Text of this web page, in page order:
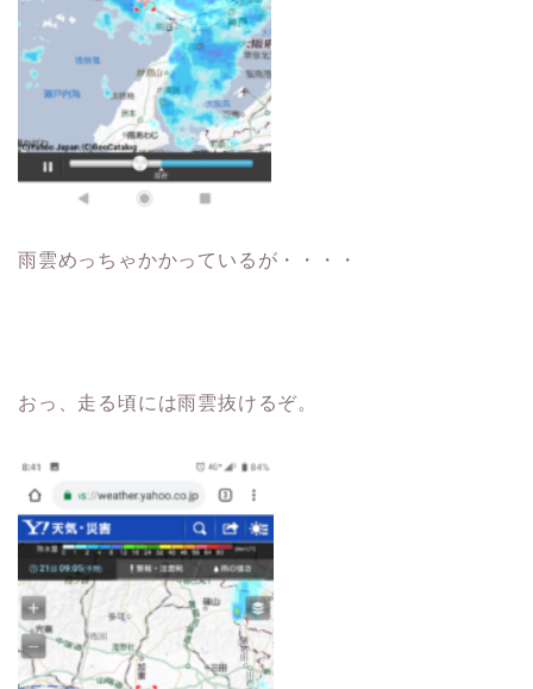
雨雲めっちゃかかっているが・・・・
おっ、走る頃には雨雲抜けるぞ。